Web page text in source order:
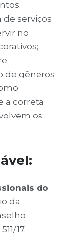
serviços
no
de gêneros
a correta
os
do
da
17.